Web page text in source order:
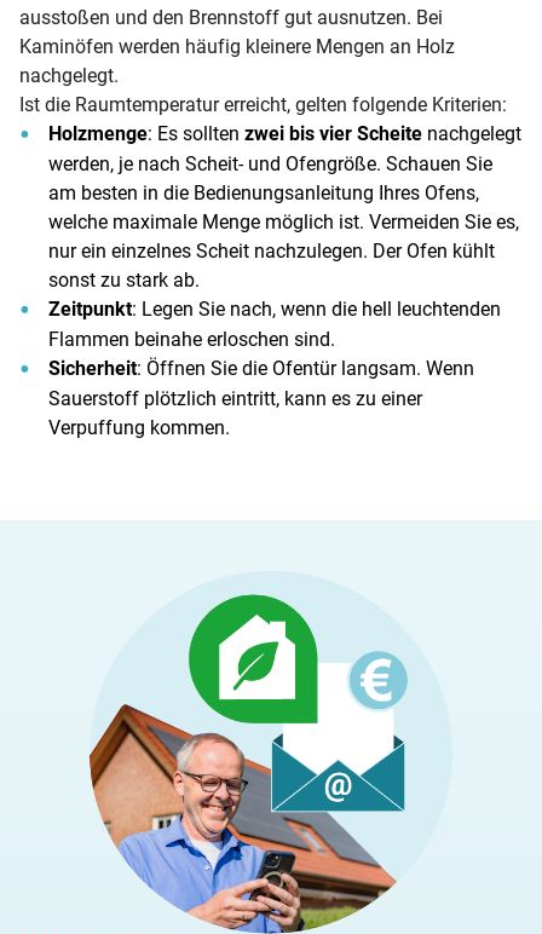
ausstoßen und den Brennstoff gut ausnutzen. Bei
Kaminöfen werden häufig kleinere Mengen an Holz
nachgelegt.
Ist die Raumtemperatur erreicht, gelten folgende Kriterien:
Holzmenge: Es sollten zwei bis vier Scheite nachgelegt
werden, je nach Scheit- und Ofengröße. Schauen Sie
am besten in die Bedienungsanleitung Ihres Ofens,
welche maximale Menge möglich ist. Vermeiden Sie es,
nur ein einzelnes Scheit nachzulegen. Der Ofen kühlt
sonst zu stark ab.
Zeitpunkt: Legen Sie nach, wenn die hell leuchtenden
Flammen beinahe erloschen sind.
Sicherheit: Öffnen Sie die Ofentür langsam. Wenn
Sauerstoff plötzlich eintritt, kann es zu einer
Verpuffung kommen.